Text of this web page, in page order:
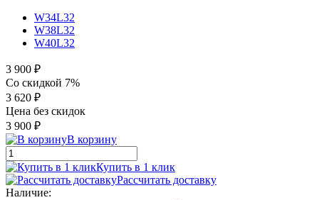
W34L32
W38L32
W40L32
3 900 ₽
Со скидкой 7%
3 620 ₽
Цена без скидок
3 900 ₽
В корзину
Купить в 1 клик
Рассчитать доставку
Наличие: